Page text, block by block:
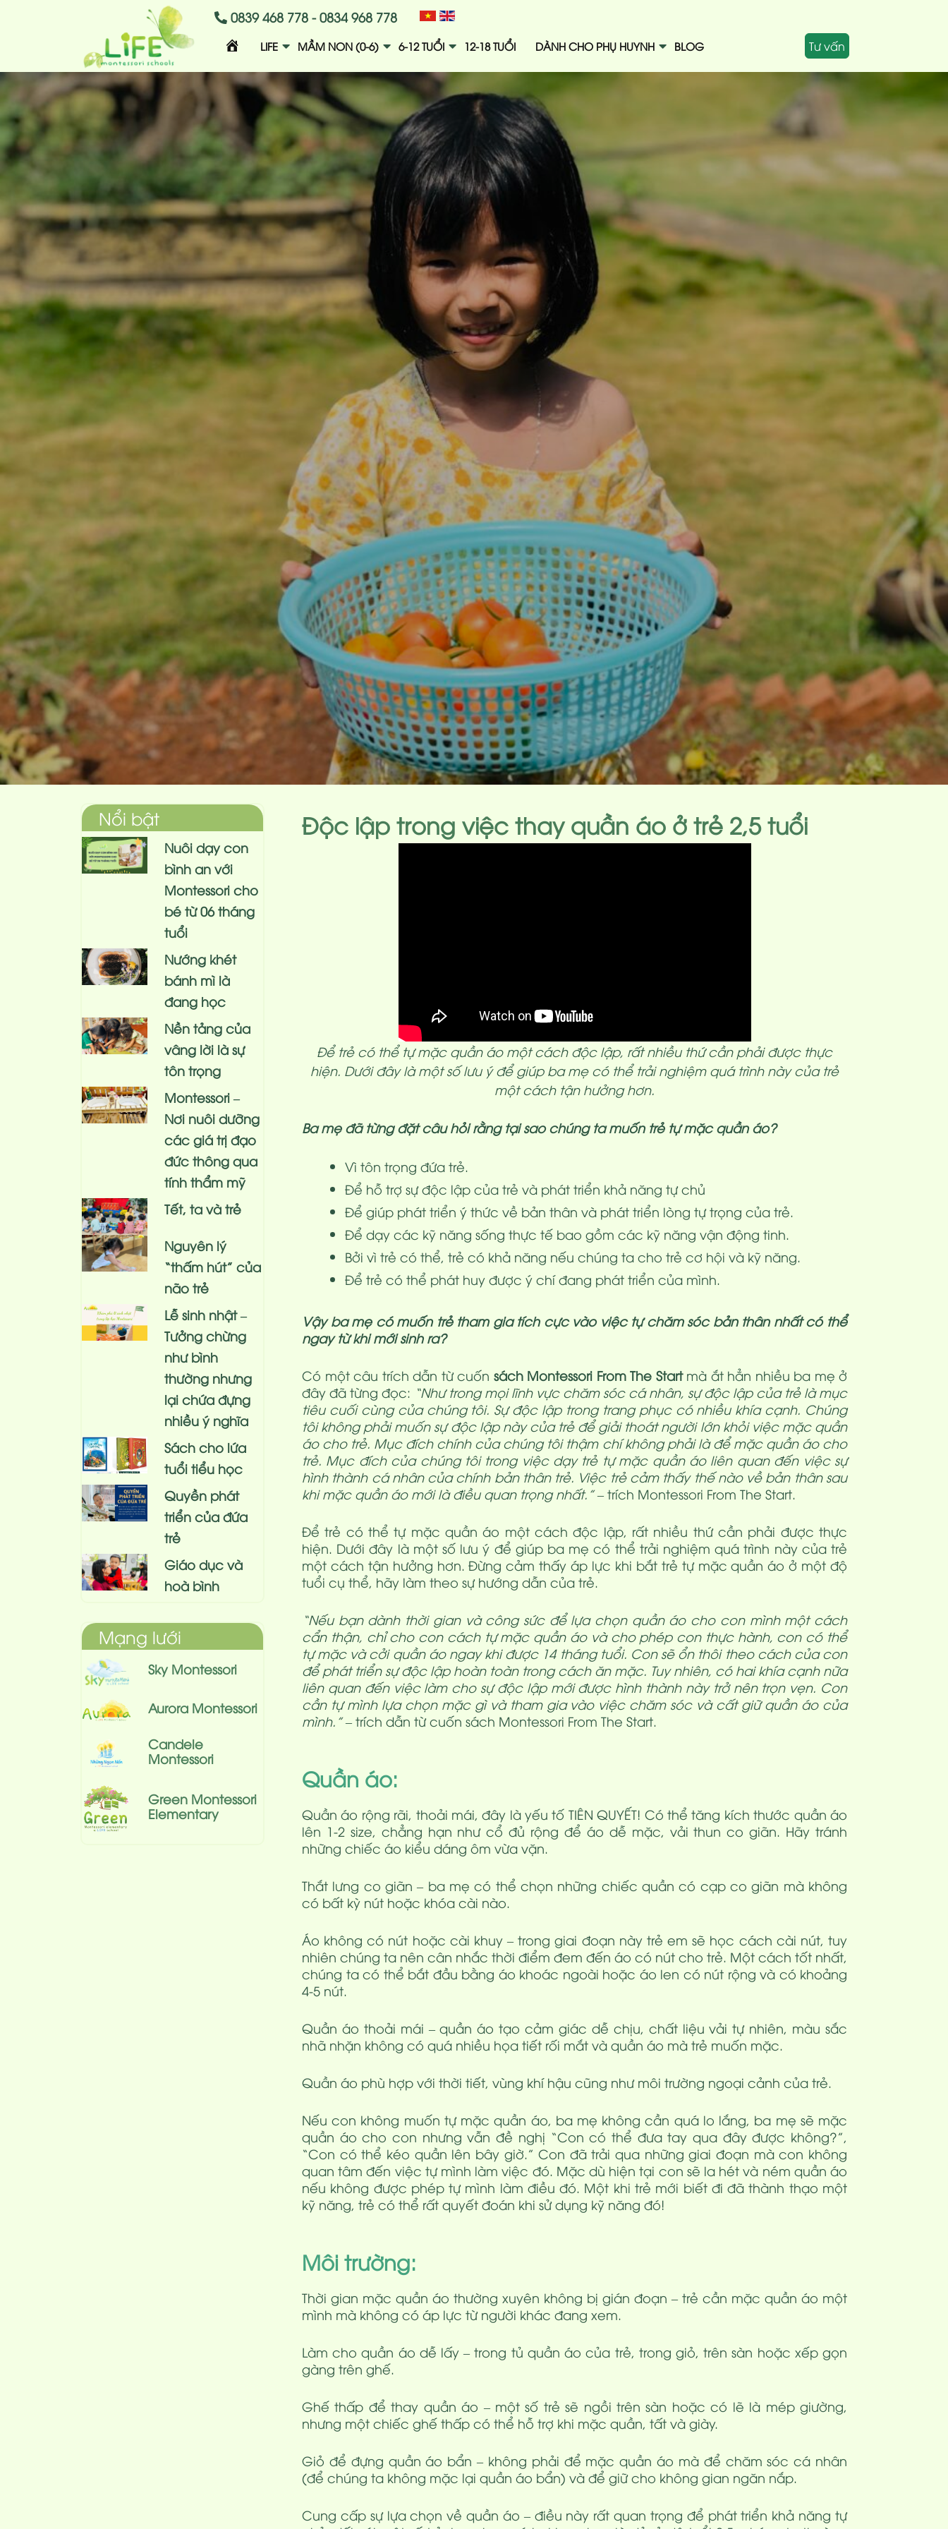
0839 468 778 - 0834 968 778
A
N
Ủ
LIFE MẦM NON (0-6) 6-12 TUỔI 12-18 TUỔI DÀNH CHO PHỤ HUYNH BLOG Tư vấn
Nổi bật
Nuôi dạy con
bình an với
Montessori cho
bé từ 06 tháng
tuổi
Nướng khét
bánh mì là
đang học
Nền tảng của
vâng lời là sự
tôn trọng
Montessori –
Nơi nuôi dưỡng
các giá trị đạo
đức thông qua
tính thẩm mỹ
Tết, ta và trẻ
Nguyên lý
“thấm hút” của
não trẻ
Lễ sinh nhật –
Tưởng chừng
như bình
thường nhưng
lại chứa đựng
nhiều ý nghĩa
Sách cho lứa
tuổi tiểu học
Quyền phát
triển của đứa
trẻ
Giáo dục và
hoà bình
Mạng lưới
Sky Montessori
Aurora Montessori
Candele
Montessori
Green Montessori
Elementary
Độc lập trong việc thay quần áo ở trẻ 2,5 tuổi
Để trẻ có thể tự mặc quần áo một cách độc lập, rất nhiều thứ cần phải được thực
hiện. Dưới đây là một số lưu ý để giúp ba mẹ có thể trải nghiệm quá trình này của trẻ
một cách tận hưởng hơn.
Ba mẹ đã từng đặt câu hỏi rằng tại sao chúng ta muốn trẻ tự mặc quần áo?
Vì tôn trọng đứa trẻ.
Để hỗ trợ sự độc lập của trẻ và phát triển khả năng tự chủ
Để giúp phát triển ý thức về bản thân và phát triển lòng tự trọng của trẻ.
Để dạy các kỹ năng sống thực tế bao gồm các kỹ năng vận động tinh.
Bởi vì trẻ có thể, trẻ có khả năng nếu chúng ta cho trẻ cơ hội và kỹ năng.
Để trẻ có thể phát huy được ý chí đang phát triển của mình.
Vậy ba mẹ có muốn trẻ tham gia tích cực vào việc tự chăm sóc bản thân nhất có thể
ngay từ khi mới sinh ra?
Có một câu trích dẫn từ cuốn sách Montessori From The Startmà ắt hẳn nhiều ba mẹ ở
đây đã từng đọc: “Như trong mọi lĩnh vực chăm sóc cá nhân, sự độc lập của trẻ là mục
tiêu cuối cùng của chúng tôi. Sự độc lập trong trang phục có nhiều khía cạnh. Chúng
tôi không phải muốn sự độc lập này của trẻ để giải thoát người lớn khỏi việc mặc quần
áo cho trẻ. Mục đích chính của chúng tôi thậm chí không phải là để mặc quần áo cho
trẻ. Mục đích của chúng tôi trong việc dạy trẻ tự mặc quần áo liên quan đến việc sự
hình thành cá nhân của chính bản thân trẻ. Việc trẻ cảm thấy thế nào về bản thân sau
khi mặc quần áo mới là điều quan trọng nhất.” – trích Montessori From The Start.
Để trẻ có thể tự mặc quần áo một cách độc lập, rất nhiều thứ cần phải được thực
hiện. Dưới đây là một số lưu ý để giúp ba mẹ có thể trải nghiệm quá trình này của trẻ
một cách tận hưởng hơn. Đừng cảm thấy áp lực khi bắt trẻ tự mặc quần áo ở một độ
tuổi cụ thể, hãy làm theo sự hướng dẫn của trẻ.
“Nếu bạn dành thời gian và công sức để lựa chọn quần áo cho con mình một cách
cẩn thận, chỉ cho con cách tự mặc quần áo và cho phép con thực hành, con có thể
tự mặc và cởi quần áo ngay khi được 14 tháng tuổi. Con sẽ ổn thôi theo cách của con
để phát triển sự độc lập hoàn toàn trong cách ăn mặc. Tuy nhiên, có hai khía cạnh nữa
liên quan đến việc làm cho sự độc lập mới được hình thành này trở nên trọn vẹn. Con
cần tự mình lựa chọn mặc gì và tham gia vào việc chăm sóc và cất giữ quần áo của
mình.”– trích dẫn từ cuốn sách Montessori From The Start.
Quần áo:
Quần áo rộng rãi, thoải mái, đây là yếu tố TIÊN QUYẾT! Có thể tăng kích thước quần áo
lên 1-2 size, chẳng hạn như cổ đủ rộng để áo dễ mặc, vải thun co giãn. Hãy tránh
những chiếc áo kiểu dáng ôm vừa vặn.
Thắt lưng co giãn – ba mẹ có thể chọn những chiếc quần có cạp co giãn mà không
có bất kỳ nút hoặc khóa cài nào.
Áo không có nút hoặc cài khuy – trong giai đoạn này trẻ em sẽ học cách cài nút, tuy
nhiên chúng ta nên cân nhắc thời điểm đem đến áo có nút cho trẻ. Một cách tốt nhất,
chúng ta có thể bắt đầu bằng áo khoác ngoài hoặc áo len có nút rộng và có khoảng
4-5 nút.
Quần áo thoải mái – quần áo tạo cảm giác dễ chịu, chất liệu vải tự nhiên, màu sắc
nhã nhặn không có quá nhiều họa tiết rối mắt và quần áo mà trẻ muốn mặc.
Quần áo phù hợp với thời tiết, vùng khí hậu cũng như môi trường ngoại cảnh của trẻ.
Nếu con không muốn tự mặc quần áo, ba mẹ không cần quá lo lắng, ba mẹ sẽ mặc
quần áo cho con nhưng vẫn đề nghị “Con có thể đưa tay qua đây được không?”,
“Con có thể kéo quần lên bây giờ.” Con đã trải qua những giai đoạn mà con không
quan tâm đến việc tự mình làm việc đó. Mặc dù hiện tại con sẽ la hét và ném quần áo
nếu không được phép tự mình làm điều đó. Một khi trẻ mới biết đi đã thành thạo một
kỹ năng, trẻ có thể rất quyết đoán khi sử dụng kỹ năng đó!
Môi trường:
Thời gian mặc quần áo thường xuyên không bị gián đoạn – trẻ cần mặc quần áo một
mình mà không có áp lực từ người khác đang xem.
Làm cho quần áo dễ lấy – trong tủ quần áo của trẻ, trong giỏ, trên sàn hoặc xếp gọn
gàng trên ghế.
Ghế thấp để thay quần áo – một số trẻ sẽ ngồi trên sàn hoặc có lẽ là mép giường,
nhưng một chiếc ghế thấp có thể hỗ trợ khi mặc quần, tất và giày.
Giỏ để đựng quần áo bẩn – không phải để mặc quần áo mà để chăm sóc cá nhân
(để chúng ta không mặc lại quần áo bẩn) và để giữ cho không gian ngăn nắp.
Cung cấp sự lựa chọn về quần áo – điều này rất quan trọng để phát triển khả năng tự